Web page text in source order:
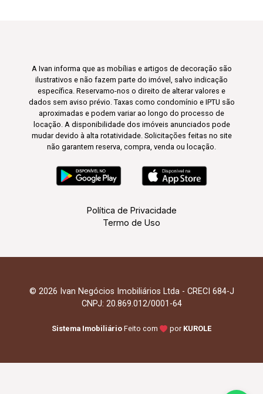
A Ivan informa que as mobílias e artigos de decoração são
ilustrativos e não fazem parte do imóvel, salvo indicação
específica. Reservamo-nos o direito de alterar valores e
dados sem aviso prévio. Taxas como condomínio e IPTU são
aproximadas e podem variar ao longo do processo de
locação. A disponibilidade dos imóveis anunciados pode
mudar devido à alta rotatividade. Solicitações feitas no site
não garantem reserva, compra, venda ou locação.
Política de Privacidade
Termo de Uso
© 2026 Ivan Negócios Imobiliários Ltda - CRECI 684-J
CNPJ: 20.869.012/0001-64
Sistema Imobiliário Feito com por KUROLE